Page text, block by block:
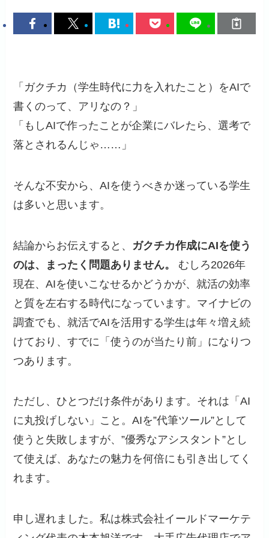
「ガクチカ（学生時代に力を入れたこと）をAIで
書くのって、アリなの？」
「もしAIで作ったことが企業にバレたら、選考で
落とされるんじゃ……」
そんな不安から、AIを使うべきか迷っている学生
は多いと思います。
結論からお伝えすると、 ガクチカ作成にAIを使う
のは、まったく問題ありません。
むしろ2026年
現在、AIを使いこなせるかどうかが、就活の効率
と質を左右する時代になっています。マイナビの
調査でも、就活でAIを活用する学生は年々増え続
けており、すでに「使うのが当たり前」になりつ
つあります。
ただし、ひとつだけ条件があります。それは「AI
に丸投げしない」こと。AIを”代筆ツール”として
使うと失敗しますが、”優秀なアシスタント”とし
て使えば、あなたの魅力を何倍にも引き出してく
れます。
申し遅れました。私は株式会社イールドマーケテ